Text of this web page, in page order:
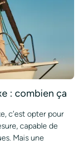
: combien ça
c’est opter pour
capable de
Mais une